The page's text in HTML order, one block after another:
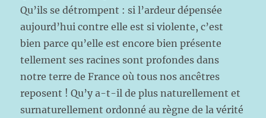
Qu’ils se détrompent : si l’ardeur dépensée
aujourd’hui contre elle est si violente, c’est
bien parce qu’elle est encore bien présente
tellement ses racines sont profondes dans
notre terre de France où tous nos ancêtres
reposent ! Qu’y a-t-il de plus naturellement et
surnaturellement ordonné au règne de la vérité